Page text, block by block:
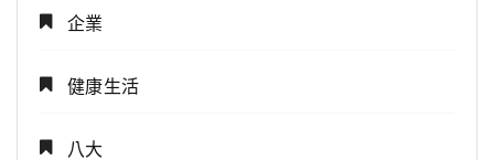
企業
健康生活
八大